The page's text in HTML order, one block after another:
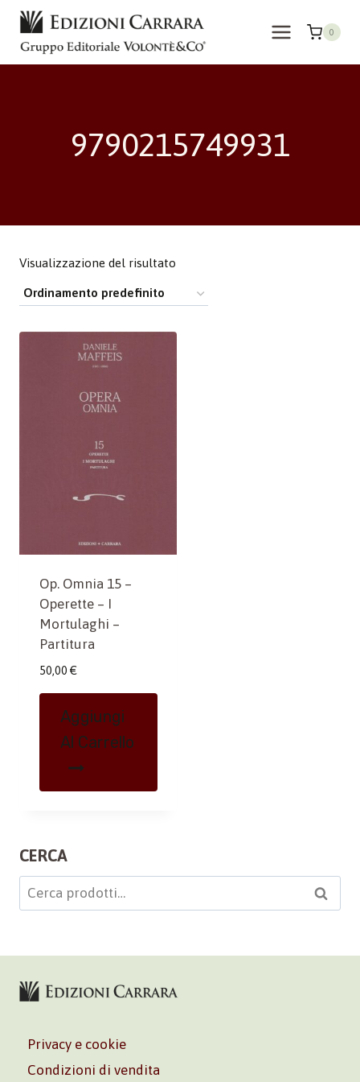
Salta
contenuto
0
9790215749931
Visualizzazione del risultato
Op. Omnia 15 –
Operette – I
Mortulaghi –
Partitura
50,00 €
Aggiungi
Al Carrello
CERCA
Cerca: Cerca
Privacy e cookie
Condizioni di vendita